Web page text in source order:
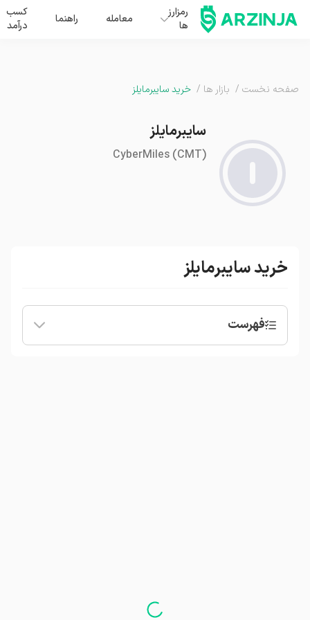
رمزارز
ها
معامله راهنما
کسب
درآمد
صفحه نخست / بازار ها / خرید سایبرمایلز
سایبرمایلز
CyberMiles(CMT)
خرید سایبرمایلز
فهرست